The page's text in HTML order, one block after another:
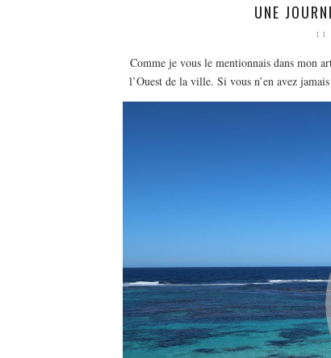
UNE
Comme je vous le mentionnais dans mon
l’Ouest de la ville. Si vous n’en avez